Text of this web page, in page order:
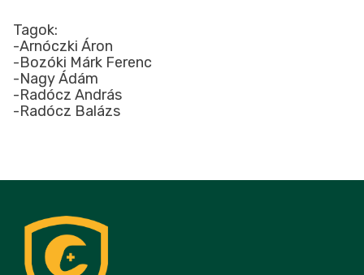
Tagok:
-Arnóczki Áron
-Bozóki Márk Ferenc
-Nagy Ádám
-Radócz András
-Radócz Balázs